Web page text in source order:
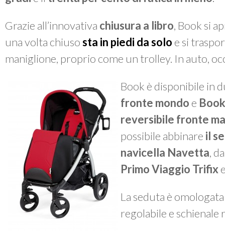
Grazie all’innovativa chiusura a libro, Book si
una volta chiusosta in piedi da solo e si
maniglione, proprio come un trolley. In auto,
Book è disponibile in
fronte mondo e
reversibile fronte
possibile abbinare il
navicella Navetta,
Primo Viaggio Trifix
La seduta è
regolabile e schienale